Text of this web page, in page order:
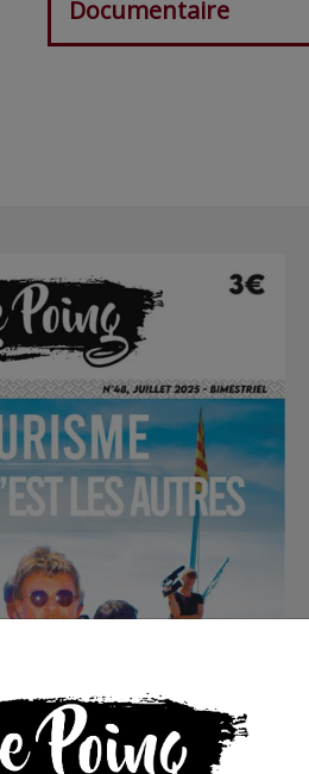
Documentaire